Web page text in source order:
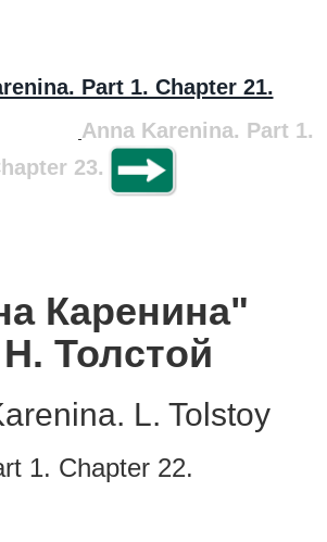
Part 1. Chapter 21.
Anna Karenina. Part 1.
23.
Каренина"
Толстой
L. Tolstoy
1. Chapter 22.